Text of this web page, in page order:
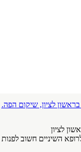
לציון, שיקום הפה.
לציון
השיניים חשוב לפנות